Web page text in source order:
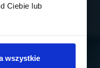
Ciebie lub
wszystkie